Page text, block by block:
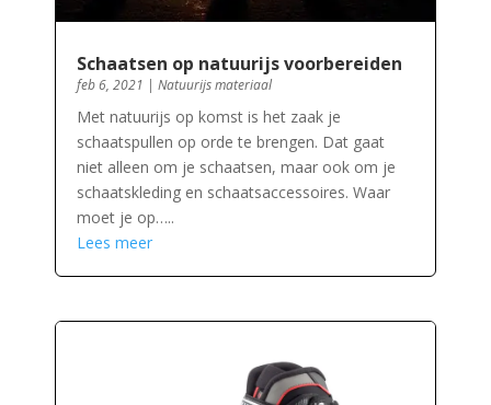
Schaatsen op natuurijs voorbereiden
feb 6, 2021 | Natuurijs materiaal
Met natuurijs op komst is het zaak je
schaatspullen op orde te brengen. Dat gaat
niet alleen om je schaatsen, maar ook om je
schaatskleding en schaatsaccessoires. Waar
moet je op…..
Lees meer